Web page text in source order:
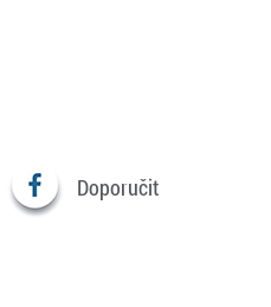
Doporučit